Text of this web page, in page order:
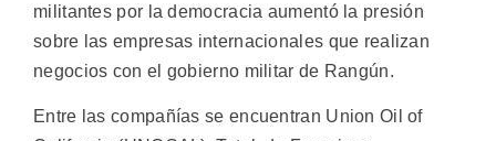
militantes por la democracia aumentó la presión
sobre las empresas internacionales que realizan
negocios con el gobierno militar de Rangún.
Entre las compañías se encuentran Union Oil of